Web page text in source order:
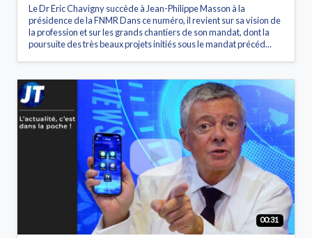
Le Dr Eric Chavigny succède à Jean-Philippe Masson à la
présidence de la FNMR Dans ce numéro, il revient sur sa vision de
la profession et sur les grands chantiers de son mandat, dont la
poursuite des très beaux projets initiés sous le mandat précéd...
00:31